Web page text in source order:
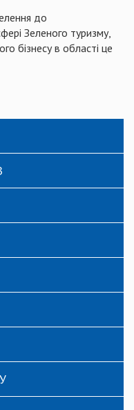
до
Зеленого туризму,
бізнесу в області це